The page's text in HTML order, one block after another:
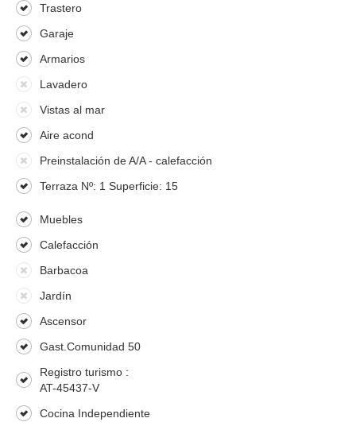
Trastero
Garaje
Armarios
Lavadero
Vistas al mar
Aire acond
Preinstalación de A/A - calefacción
Terraza Nº: 1 Superficie: 15
Muebles
Calefacción
Barbacoa
Jardín
Ascensor
Gast.Comunidad 50
Registro turismo :
AT-45437-V
Cocina Independiente